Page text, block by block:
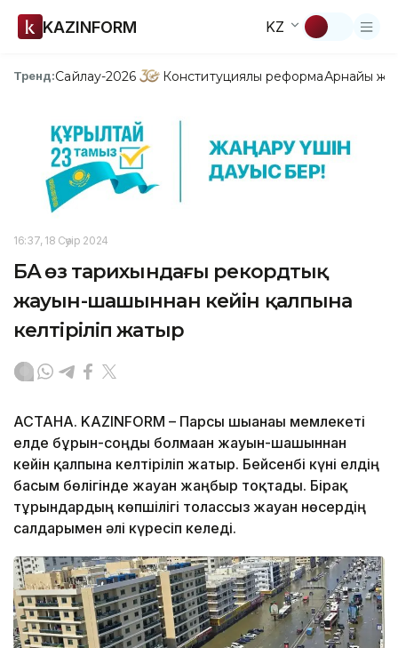
KAZINFORM KZ
Тренд:Сайлау-2026 Конституциялық реформаАрнайы
16:37, 18 Сәуір 2024
БАӘ өз тарихындағы рекордтық
жауын-шашыннан кейін қалпына
келтіріліп жатыр
АСТАНА. KAZINFORM – Парсы шығанағы мемлекеті
елде бұрын-соңды болмаған жауын-шашыннан
кейін қалпына келтіріліп жатыр. Бейсенбі күні елдің
басым бөлігінде жауған жаңбыр тоқтады. Бірақ
тұрғындардың көпшілігі толассыз жауған нөсердің
салдарымен әлі күресіп келеді.